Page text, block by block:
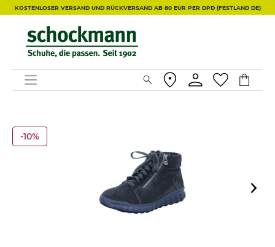
KOSTENLOSER VERSAND UND RÜCKVERSAND AB 80 EUR PER DPD (FESTLAND DE)
-10%